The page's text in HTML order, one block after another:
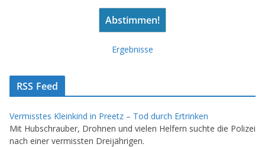
Ergebnisse
RSS Feed
Vermisstes Kleinkind in Preetz – Tod durch Ertrinken
Mit Hubschrauber, Drohnen und vielen Helfern suchte die Polizei
nach einer vermissten Dreijährigen.